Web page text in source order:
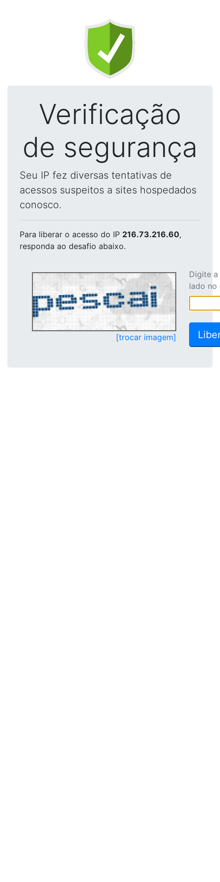
Verificação
de segurança
Seu IP fez diversas tentativas de
acessos suspeitos a sites hospedados
conosco.
Para liberar o acesso do IP 216.73.216.60,
responda ao desafio abaixo.
[trocar imagem]
Digite
lado no